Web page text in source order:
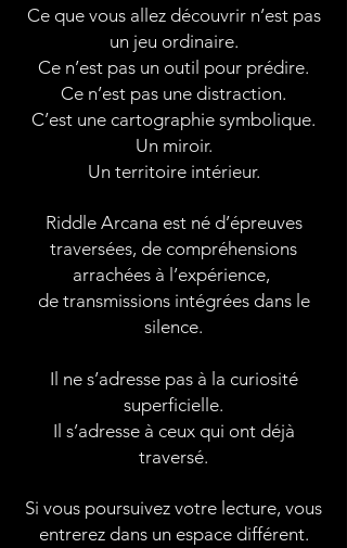
Ce que vous allez découvrir n’est pas
un jeu ordinaire.
Ce n’est pas un outil pour prédire.
Ce n’est pas une distraction.
C’est une cartographie symbolique.
Un miroir.
Un territoire intérieur.
Riddle Arcana est né d’épreuves
traversées, de compréhensions
arrachées à l’expérience,
de transmissions intégrées dans le
silence.
Il ne s’adresse pas à la curiosité
superficielle.
Il s’adresse à ceux qui ont déjà
traversé.
Si vous poursuivez votre lecture, vous
entrerez dans un espace différent.